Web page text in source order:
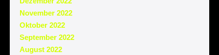
November 2022
Oktober 2022
September 2022
August 2022